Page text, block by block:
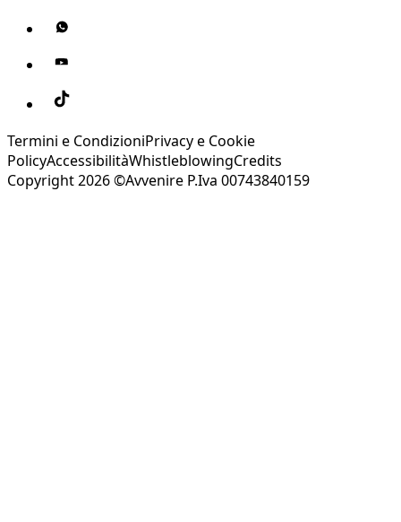
Termini e CondizioniPrivacy e Cookie
PolicyAccessibilitàWhistleblowingCredits
Copyright 2026 ©Avvenire P.Iva 00743840159